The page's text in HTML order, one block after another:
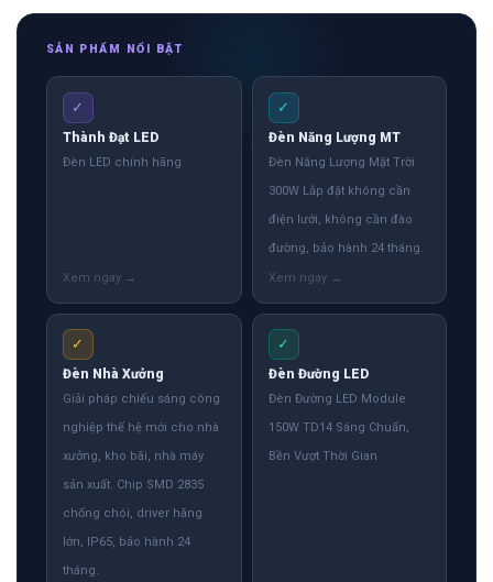
SẢN PHẨM NỔI BẬT
✓
Thành Đạt LED
Đèn LED chính hãng
✓
Đèn Năng Lượng MT
Đèn Năng Lượng Mặt Trời
300W Lắp đặt không cần
điện lưới, không cần đào
đường, bảo hành 24 tháng.
✓
Đèn Nhà Xưởng
Giải pháp chiếu sáng công
nghiệp thế hệ mới cho nhà
xưởng, kho bãi, nhà máy
sản xuất. Chip SMD 2835
chống chói, driver hãng
lớn, IP65, bảo hành 24
tháng.
✓
Đèn Đường LED
Đèn Đường LED Module
150W TD14 Sáng Chuẩn,
Bền Vượt Thời Gian